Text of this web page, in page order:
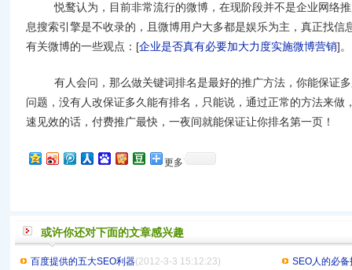
悦鹜认为，目前非常流行的微博，在现阶段并不是企业网络
息搜索引擎是不收录的，且微博用户大多都是娱乐为主，真正找信
有关微博的一些观点： [企业是否真有必要加大力度实施微博营销]。
有人会问，那么做关键词排名是最好的推广方法，你能保证
问题，没有人改保证多久能有排名，只能说，通过正常的方法来做
速见效的话，付费推广最快，一夜间就能保证让你排名第一页！
更多
或许你还对下面的文章感兴趣
百度提供的五大SEO利器(2012-3-3 15:12:23)
SEO人的必